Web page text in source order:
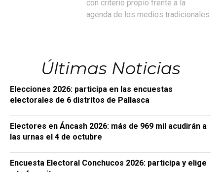
con criterio propio frente a la
agenda de los medios tradicionales.
Últimas Noticias
Elecciones 2026: participa en las encuestas
electorales de 6 distritos de Pallasca
Electores en Áncash 2026: más de 969 mil acudirán a
las urnas el 4 de octubre
Encuesta Electoral Conchucos 2026: participa y elige